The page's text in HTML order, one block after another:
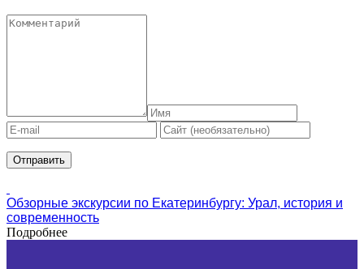
Обзорные экскурсии по Екатеринбургу: Урал, история и
современность
Подробнее